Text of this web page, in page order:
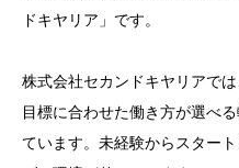
ドキヤリア」です。
株式会社セカンドキヤリアで
目標に合わせた働き方が選べ
ています。未経験からスター